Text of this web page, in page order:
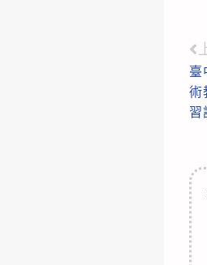
臺
術
習